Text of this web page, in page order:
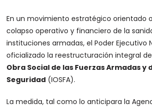
En un movimiento estratégico orientado
colapso operativo y financiero de la
instituciones armadas, el Poder Ejecutivo
oficializado la reestructuración integral
Obra Social de las Fuerzas Armadas y
Seguridad (IOSFA).
La medida, tal como lo anticipara la